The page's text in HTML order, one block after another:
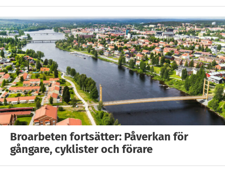
Broarbeten fortsätter: Påverkan för
gångare, cyklister och förare